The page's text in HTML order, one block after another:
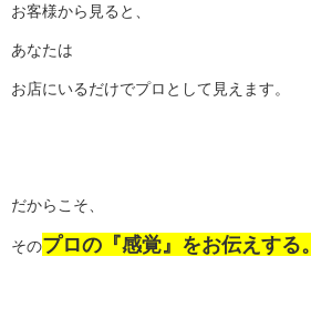
お客様から見ると、
あなたは
お店にいるだけでプロとして見えます。
だからこそ、
そのプロの『感覚』をお伝えする。